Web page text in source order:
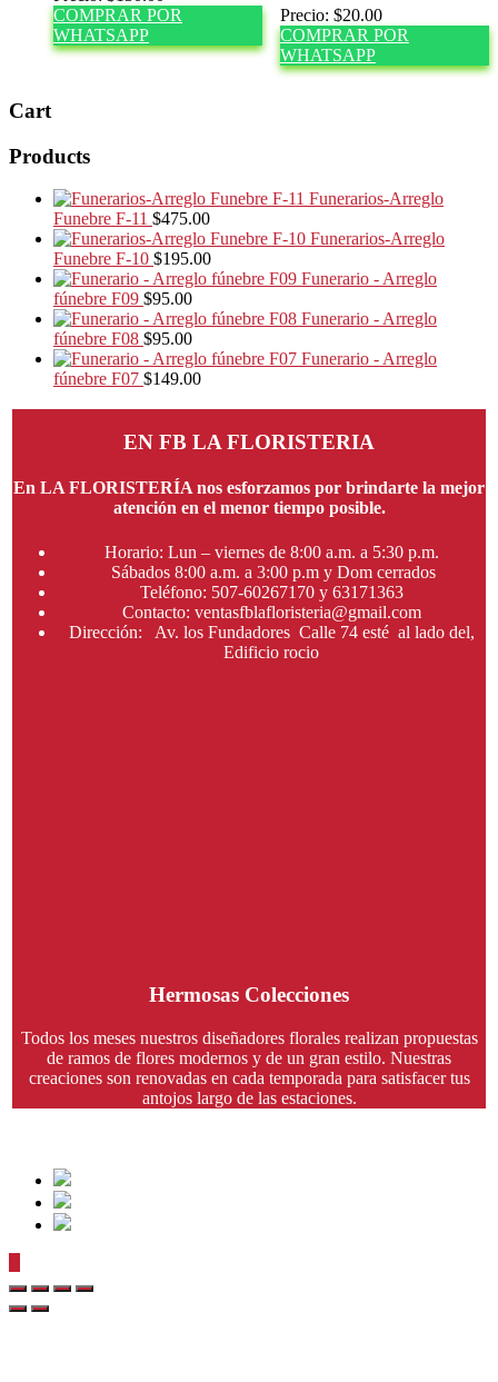
COMPRAR POR
WHATSAPP
Precio: $20.00
COMPRAR POR
WHATSAPP
Cart
Products
Funerarios-Arreglo
Funebre F-11 $475.00
Funerarios-Arreglo
Funebre F-10 $195.00
Funerario - Arreglo
fúnebre F09 $95.00
Funerario - Arreglo
fúnebre F08 $95.00
Funerario - Arreglo
fúnebre F07 $149.00
EN FB LA FLORISTERIA
En LA FLORISTERÍA nos esforzamos por brindarte la mejor
atención en el menor tiempo posible.
Horario: Lun – viernes de 8:00 a.m. a 5:30 p.m.
Sábados 8:00 a.m. a 3:00 p.m y Dom cerrados
Teléfono: 507-60267170 y 63171363
Contacto: ventasfblafloristeria@gmail.com
Dirección: Av. los Fundadores Calle 74 esté al lado del,
Edificio rocio
Hermosas Colecciones
Todos los meses nuestros diseñadores florales realizan propuestas
de ramos de flores modernos y de un gran estilo. Nuestras
creaciones son renovadas en cada temporada para satisfacer tus
antojos largo de las estaciones.